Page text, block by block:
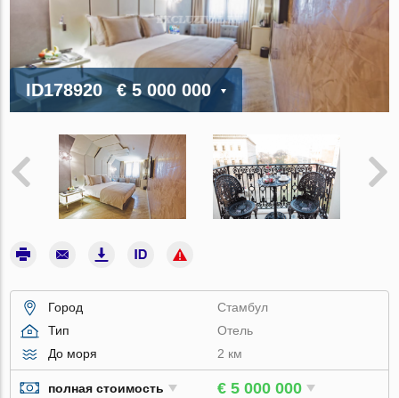
ID178920 € 5 000 000
Город
Стамбул
Тип
Отель
До моря
2 км
полная стоимость € 5 000 000